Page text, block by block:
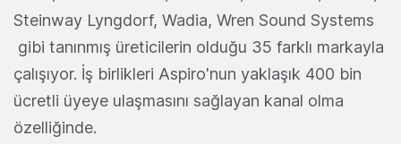
Steinway Lyngdorf, Wadia, Wren Sound Systems
gibi tanınmış üreticilerin olduğu 35 farklı markayla
çalışıyor. İş birlikleri Aspiro'nun yaklaşık 400 bin
ücretli üyeye ulaşmasını sağlayan kanal olma
özelliğinde.